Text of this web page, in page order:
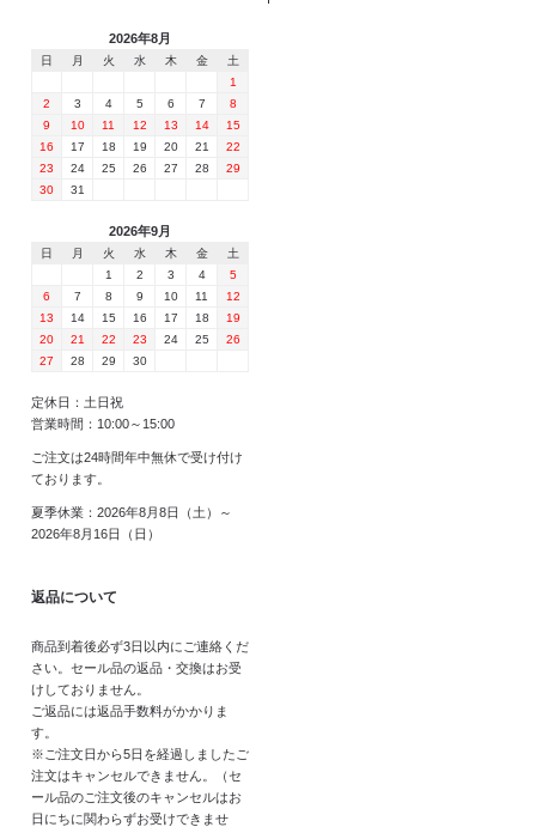
2026年8月
日 月 火 水 木 金
土
1
2
3 4 5 6 7
8
9
10 11 12 13 14
15
16
17 18 19 20 21
22
23
24 25 26 27 28
29
30
31
2026年9月
日 月 火 水 木 金
土
1
2 3 4
5
6
7 8 9 10 11
12
13
14 15 16 17 18
19
20
21 22 23 24 25
26
27
28 29 30
定休日：土日祝
営業時間：10:00～15:00
ご注文は24時間年中無休で受け付け
ております。
夏季休業：2026年8月8日（土）～
2026年8月16日（日）
返品について
商品到着後必ず3日以内にご連絡くだ
さい。セール品の返品・交換はお受
けしておりません。
ご返品には返品手数料がかかりま
す。
※ご注文日から5日を経過しましたご
注文はキャンセルできません。（セ
ール品のご注文後のキャンセルはお
日にちに関わらずお受けできませ